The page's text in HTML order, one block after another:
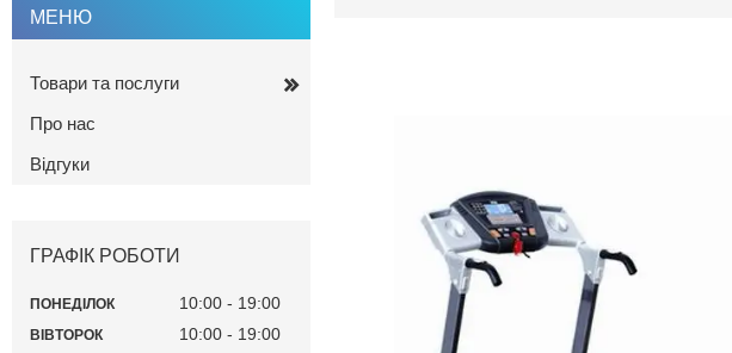
Товари та послуги
Про нас
Відгуки
ГРАФІК РОБОТИ
ПОНЕДІЛОК 10:00 19:00
ВІВТОРОК 10:00 19:00